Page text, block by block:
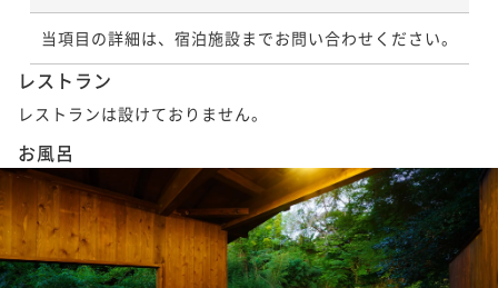
当項目の詳細は、宿泊施設までお問い合わせください。
レストラン
レストランは設けておりません。
お風呂